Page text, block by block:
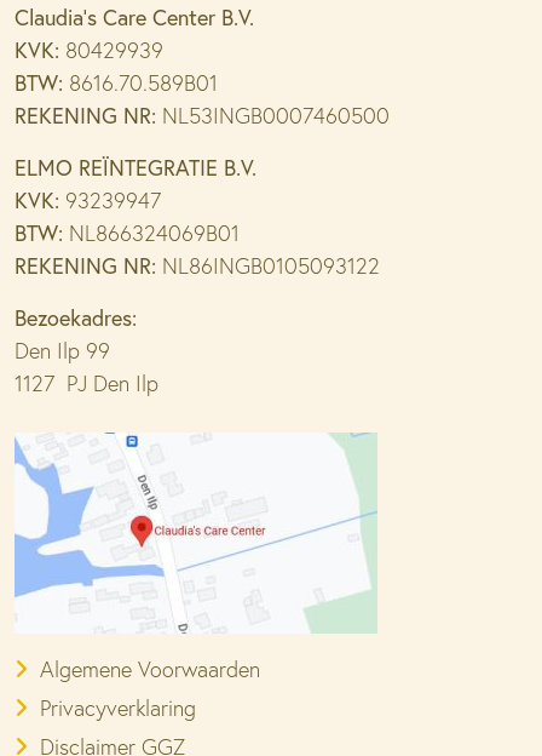
Claudia’s Care Center B.V.
KVK: 80429939
BTW: 8616.70.589B01
REKENING NR: NL53INGB0007460500
ELMO REÏNTEGRATIE B.V.
KVK: 93239947
BTW: NL866324069B01
REKENING NR: NL86INGB0105093122
Bezoekadres:
Den Ilp 99
1127 PJ Den Ilp
Algemene Voorwaarden
Privacyverklaring
Disclaimer GGZ